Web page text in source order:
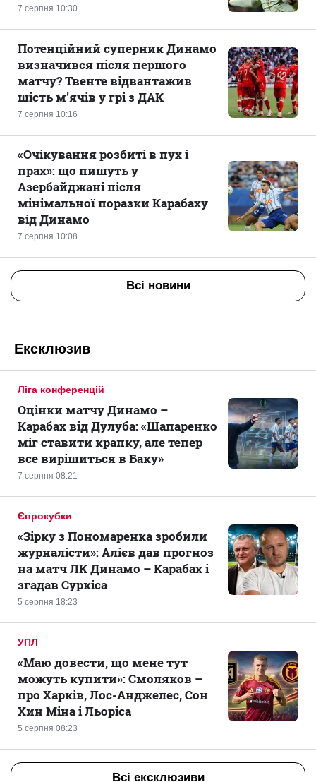
7 серпня 10:30
7 серпня 10:16
Потенційний суперник Динамо
визначився після першого
матчу? Твенте відвантажив
шість м’ячів у грі з ДАК
7 серпня 10:08
«Очікування розбиті в пух і
прах»: що пишуть у
Азербайджані після
мінімальної поразки Карабаху
від Динамо
Всі новини
Ексклюзив
Ліга конференцій
7 серпня 08:21
Оцінки матчу Динамо –
Карабах від Дулуба: «Шапаренко
міг ставити крапку, але тепер
все вирішиться в Баку»
Єврокубки
5 серпня 18:23
«Зірку з Пономаренка зробили
журналісти»: Алієв дав прогноз
на матч ЛК Динамо – Карабах і
згадав Суркіса
УПЛ
5 серпня 08:23
«Маю довести, що мене тут
можуть купити»: Смоляков –
про Харків, Лос-Анджелес, Сон
Хин Міна і Льоріса
Всі ексклюзиви